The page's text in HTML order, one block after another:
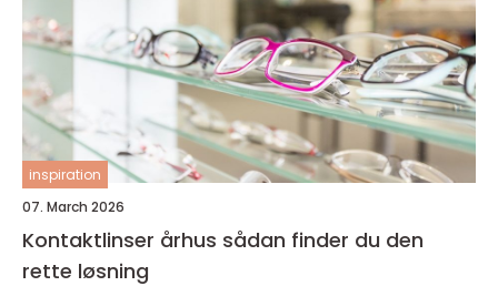
inspiration
07. March 2026
Kontaktlinser århus sådan finder du den
rette løsning